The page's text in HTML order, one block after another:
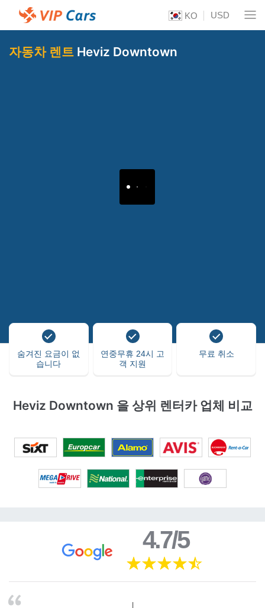
KO USD
자동차 렌트 Heviz Downtown
숨겨진 요금이 없
습니다
연중무휴 24시 고
객 지원
무료 취소
Heviz Downtown 을 상위 렌터카 업체 비교
4.7/5